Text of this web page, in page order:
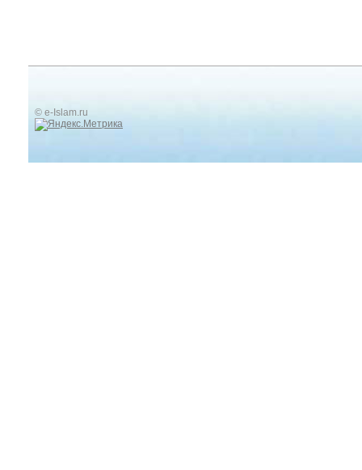
© e-Islam.ru